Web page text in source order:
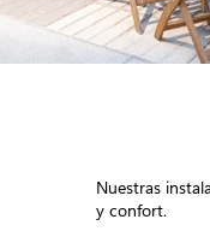
Nuestras
y confort.